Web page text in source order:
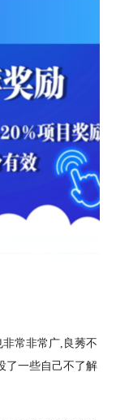
常非常广,良莠不
了一些自己不了解